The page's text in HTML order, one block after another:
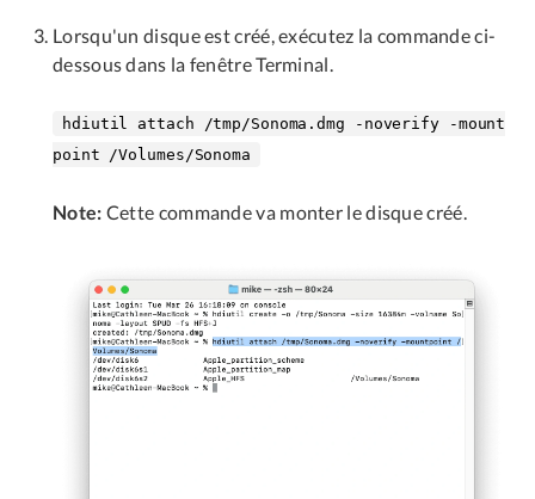
Lorsqu'un disque est créé, exécutez la commande ci-
dessous dans la fenêtre Terminal.
hdiutil attach /tmp/Sonoma.dmg -noverify -mount
point /Volumes/Sonoma
Note: Cette commande va monter le disque créé.